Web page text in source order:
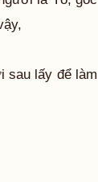
sau lấy để làm